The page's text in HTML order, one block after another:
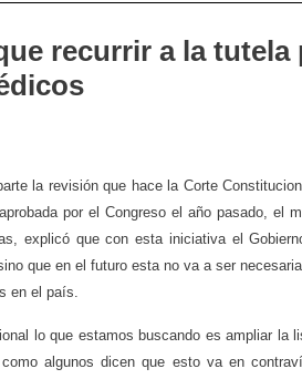
recurrir a la tutela
la revisión que hace la Corte
por el Congreso el año pasado, el
explicó que con esta iniciativa el
que en el futuro esta no va a ser
en el país.
lo que estamos buscando es ampliar la
algunos dicen que esto va en